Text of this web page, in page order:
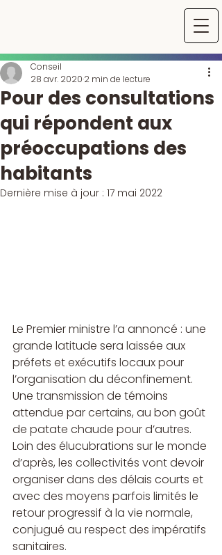
Pour des consultations
qui répondent aux
préoccupations des
habitants
Conseil
28 avr. 2020 2 min de lecture
Dernière mise à jour : 17 mai 2022
Le Premier ministre l’a annoncé : une
grande latitude sera laissée aux
préfets et exécutifs locaux pour
l’organisation du déconfinement.
Une transmission de témoins
attendue par certains, au bon goût
de patate chaude pour d’autres.
Loin des élucubrations sur le monde
d’après, les collectivités vont devoir
organiser dans des délais courts et
avec des moyens parfois limités le
retour progressif à la vie normale,
conjugué au respect des impératifs
sanitaires.